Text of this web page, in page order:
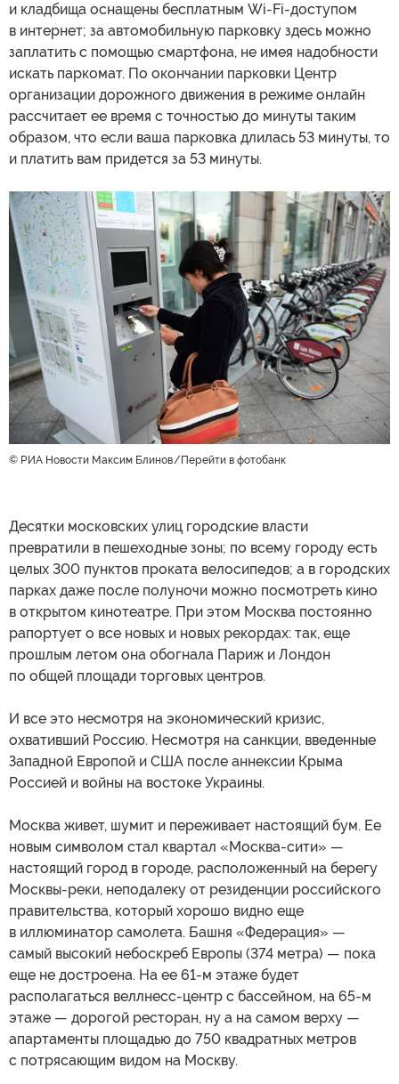
и кладбища оснащены бесплатным Wi-Fi-доступом
в интернет; за автомобильную парковку здесь можно
заплатить с помощью смартфона, не имея надобности
искать паркомат. По окончании парковки Центр
организации дорожного движения в режиме онлайн
рассчитает ее время с точностью до минуты таким
образом, что если ваша парковка длилась 53 минуты, то
и платить вам придется за 53 минуты.
© РИА Новости Максим Блинов Перейти в фотобанк
Десятки московских улиц городские власти
превратили в пешеходные зоны; по всему городу есть
целых 300 пунктов проката велосипедов; а в городских
парках даже после полуночи можно посмотреть кино
в открытом кинотеатре. При этом Москва постоянно
рапортует о все новых и новых рекордах: так, еще
прошлым летом она обогнала Париж и Лондон
по общей площади торговых центров.
И все это несмотря на экономический кризис,
охвативший Россию. Несмотря на санкции, введенные
Западной Европой и США после аннексии Крыма
Россией и войны на востоке Украины.
Москва живет, шумит и переживает настоящий бум. Ее
новым символом стал квартал «Москва-сити» —
настоящий город в городе, расположенный на берегу
Москвы-реки, неподалеку от резиденции российского
правительства, который хорошо видно еще
в иллюминатор самолета. Башня «Федерация» —
самый высокий небоскреб Европы (374 метра) — пока
еще не достроена. На ее 61-м этаже будет
располагаться веллнесс-центр с бассейном, на 65-м
этаже — дорогой ресторан, ну а на самом верху —
апартаменты площадью до 750 квадратных метров
с потрясающим видом на Москву.